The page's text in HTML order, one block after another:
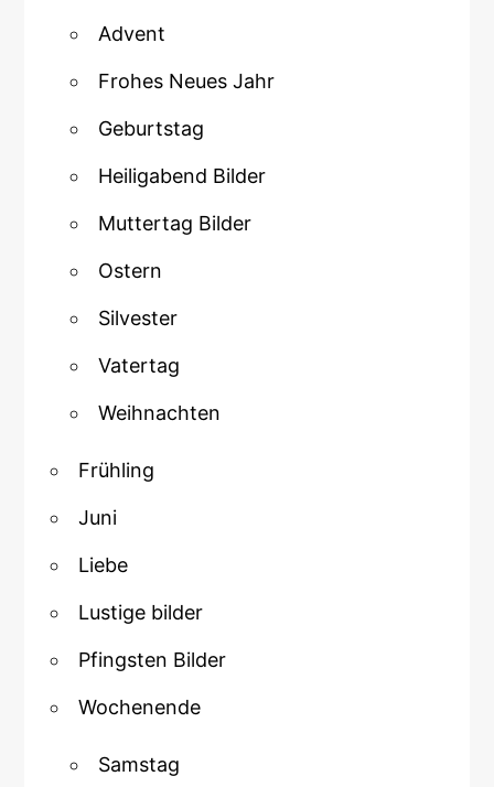
Advent
Frohes Neues Jahr
Geburtstag
Heiligabend Bilder
Muttertag Bilder
Ostern
Silvester
Vatertag
Weihnachten
Frühling
Juni
Liebe
Lustige bilder
Pfingsten Bilder
Wochenende
Samstag